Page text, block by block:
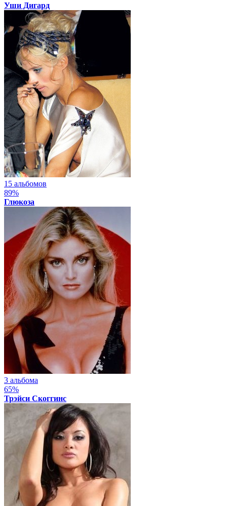
Уши Дигард
15 альбомов
89%
Глюкоза
3 альбома
65%
Трэйси Скоггинс